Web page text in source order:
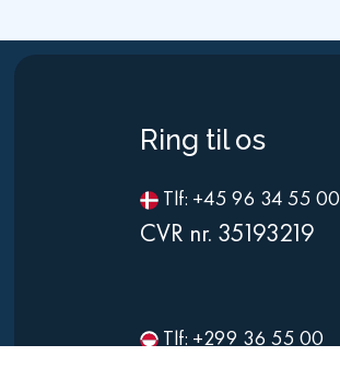
Ring til os
Tlf: +45 96 34 55 00
CVR nr. 35193219
Tlf: +299 36 55 00